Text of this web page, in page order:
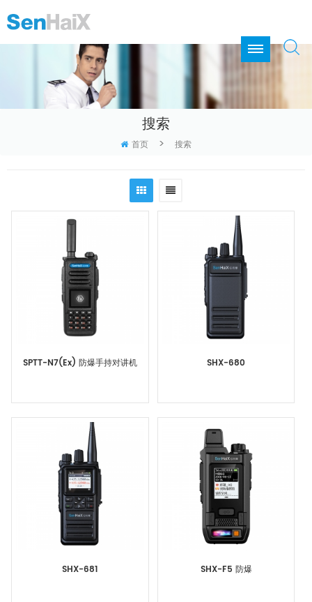
搜索
首页 > 搜索
SPTT-N7(Ex) 防爆手持对讲机 SHX-680
SHX-681 SHX-F5 防爆